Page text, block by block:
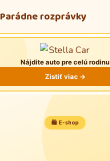
Parádne rozprávky
Nájdite auto pre celú rodinu
Zistiť viac →
🛍️ E-shop